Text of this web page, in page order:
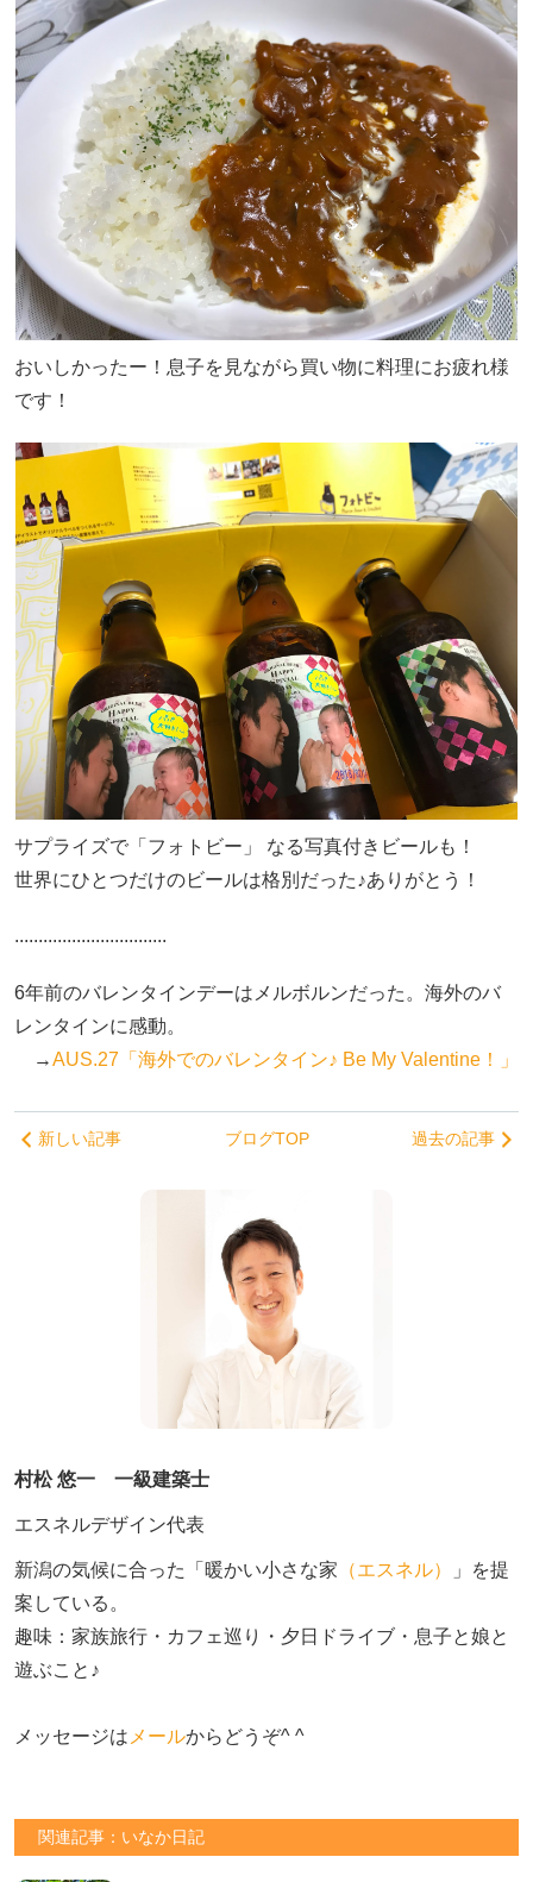
おいしかったー！息子を見ながら買い物に料理にお疲れ様
です！
サプライズで「フォトビー」 なる写真付きビールも！
世界にひとつだけのビールは格別だった♪ありがとう！
................................
6年前のバレンタインデーはメルボルンだった。海外のバ
レンタインに感動。
→AUS.27「海外でのバレンタイン♪ Be My Valentine！」
新しい記事 ブログTOP 過去の記事
村松 悠一 一級建築士
エスネルデザイン代表
新潟の気候に合った「暖かい小さな家 （エスネル）
」を提
案している。
趣味：家族旅行・カフェ巡り・夕日ドライブ・息子と娘と
遊ぶこと♪
メッセージは メールからどうぞ^ ^
関連記事：いなか日記